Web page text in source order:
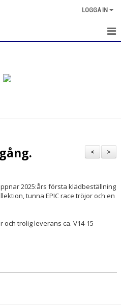
LOGGA IN
>
<
2025:års första klädbeställning
tunna EPIC race tröjor och en
trolig leverans ca. V14-15